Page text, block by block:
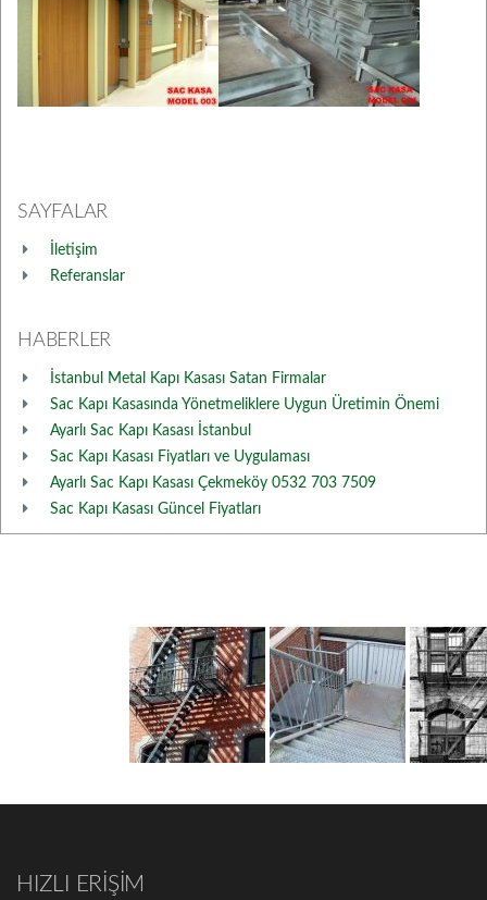
SAYFALAR
İletişim
Referanslar
HABERLER
İstanbul Metal Kapı Kasası Satan Firmalar
Sac Kapı Kasasında Yönetmeliklere Uygun Üretimin Önemi
Ayarlı Sac Kapı Kasası İstanbul
Sac Kapı Kasası Fiyatları ve Uygulaması
Ayarlı Sac Kapı Kasası Çekmeköy 0532 703 7509
Sac Kapı Kasası Güncel Fiyatları
HIZLI ERİŞİM